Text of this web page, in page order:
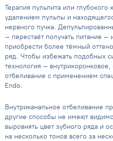
Терапия пульпита или глубокого
удалением пульпы и
нервного пучка.
— перестаёт получать питание
приобрести более тёмный
ряд. Чтобы избежать подобных
технология —
отбеливание с применением
Endo.
Внутриканальное отбеливание
другие способы не имеют
выровнять цвет зубного ряда и
на несколько тонов всего за